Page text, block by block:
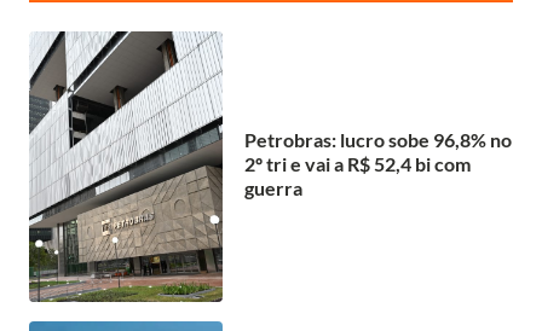
Petrobras: lucro sobe 96,8% no
2º tri e vai a R$ 52,4 bi com
guerra